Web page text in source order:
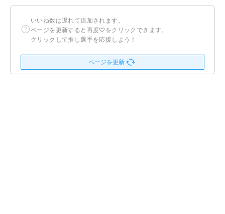
いいね数は遅れて追加されます。
ページを更新すると再度♡をクリックできます。
クリックして推し選手を応援しよう！
ページを更新